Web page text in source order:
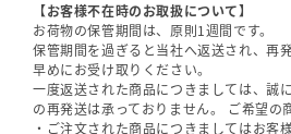
【お客様不在時のお取扱について】
お荷物の保管期間は、原則1週間です。
保管期間を過ぎると当社へ返送され、再
早めにお受け取りください。
一度返送された商品につきましては、誠
の再発送は承っておりません。 ご希望の
・ご注文された商品につきましてはお客